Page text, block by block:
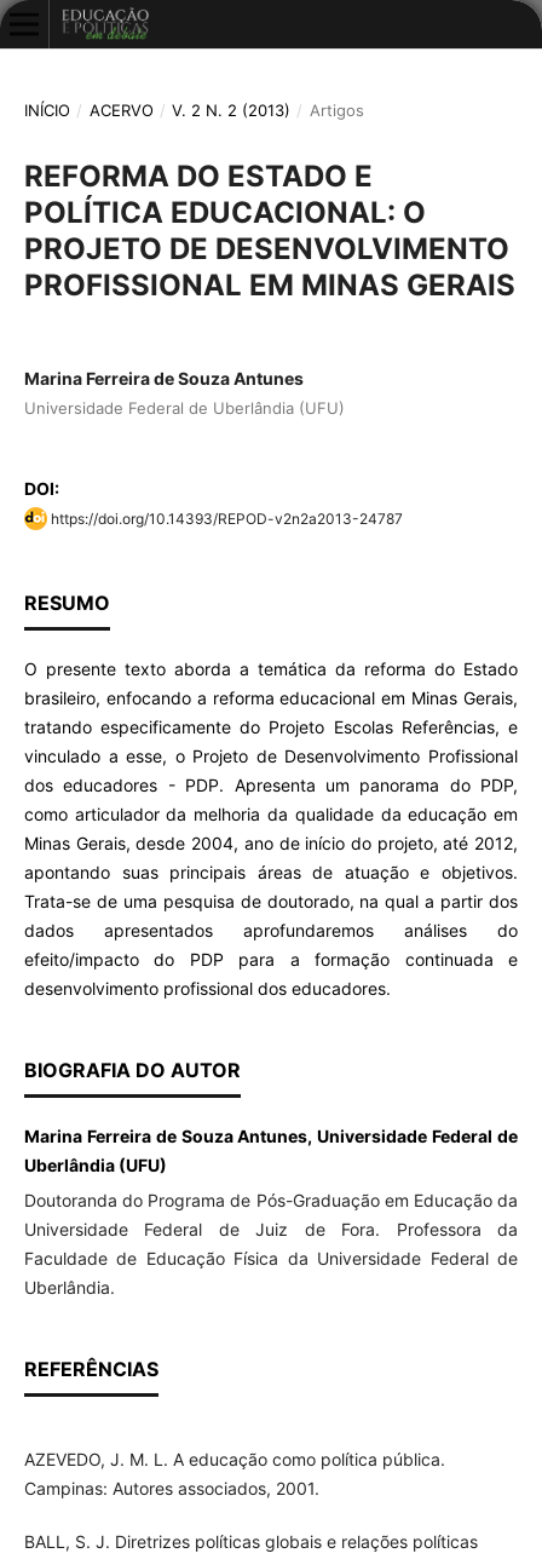
INÍCIO / ACERVO / V. 2 N. 2 (2013) / Artigos
REFORMA DO ESTADO E
POLÍTICA EDUCACIONAL: O
PROJETO DE DESENVOLVIMENTO
PROFISSIONAL EM MINAS GERAIS
Marina Ferreira de Souza Antunes
Universidade Federal de Uberlândia (UFU)
DOI:
https://doi.org/10.14393/REPOD-v2n2a2013-24787
RESUMO
O presente texto aborda a temática da reforma do Estado
brasileiro, enfocando a reforma educacional em Minas Gerais,
tratando especificamente do Projeto Escolas Referências, e
vinculado a esse, o Projeto de Desenvolvimento Profissional
dos educadores - PDP. Apresenta um panorama do PDP,
como articulador da melhoria da qualidade da educação em
Minas Gerais, desde 2004, ano de início do projeto, até 2012,
apontando suas principais áreas de atuação e objetivos.
Trata-se de uma pesquisa de doutorado, na qual a partir dos
dados apresentados aprofundaremos análises do
efeito/impacto do PDP para a formação continuada e
desenvolvimento profissional dos educadores.
BIOGRAFIA DO AUTOR
Marina Ferreira de Souza Antunes, Universidade Federal de
Uberlândia (UFU)
Doutoranda do Programa de Pós-Graduação em Educação da
Universidade Federal de Juiz de Fora. Professora da
Faculdade de Educação Física da Universidade Federal de
Uberlândia.
REFERÊNCIAS
AZEVEDO, J. M. L. A educação como política pública.
Campinas: Autores associados, 2001.
BALL, S. J. Diretrizes políticas globais e relações políticas